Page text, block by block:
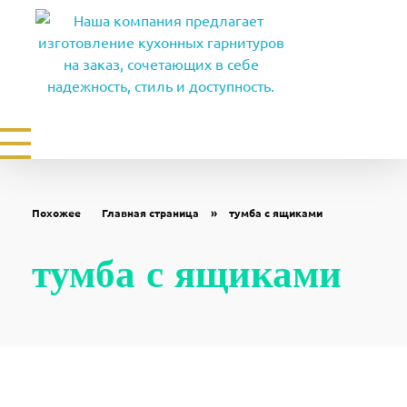
Похожее Главная страница » тумба с ящиками
тумба с ящиками